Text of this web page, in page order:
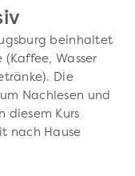
beinhaltet
(Kaffee, Wasser
Die
Nachlesen und
diesem Kurs
nach Hause